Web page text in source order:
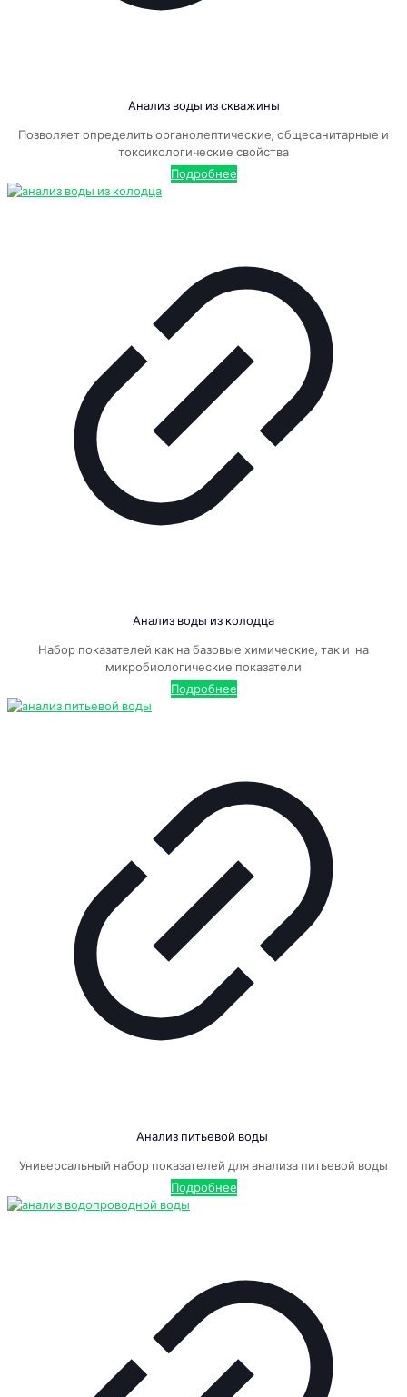
Анализ воды из скважины
Позволяет определить органолептические, общесанитарные и
токсикологические свойства
Подробнее
Анализ воды из колодца
Набор показателей как на базовые химические, так и на
микробиологические показатели
Подробнее
Анализ питьевой воды
Универсальный набор показателей для анализа питьевой воды
Подробнее